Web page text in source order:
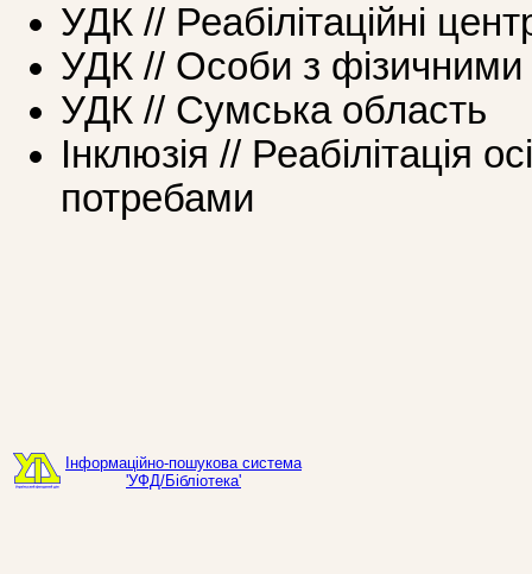
УДК // Реабілітаційні
УДК // Особи з фізичними
УДК // Сумська область
Інклюзія // Реабілітація
потребами
Інформаційно-пошукова система
'УФД/Бібліотека'